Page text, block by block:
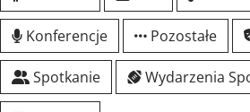
Konferencje Pozostałe
Spotkanie Wydarzenia